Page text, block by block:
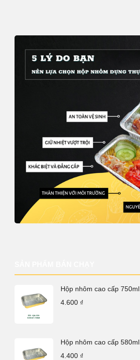
Hộp nhôm cao cấp 750ml
4.600 ₫
Hộp nhôm cao cấp 580ml
4.400 ₫